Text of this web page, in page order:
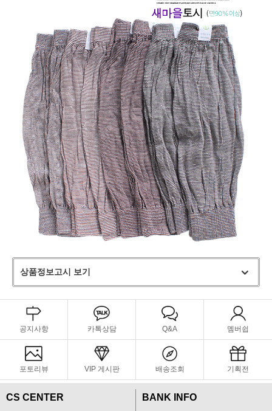
상품정보고시 보기
공지사항 카톡상담 Q&A 멤버쉽
포토리뷰 VIP 게시판 배송조회 기획전
CS CENTER BANK INFO